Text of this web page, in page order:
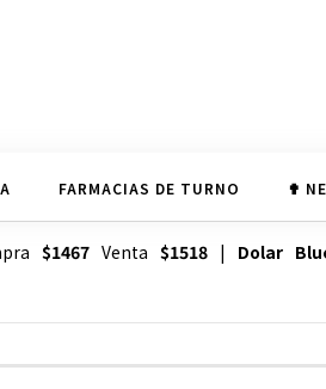
FARMACIAS DE TURNO ✟
$1467Venta $1518| Dolar